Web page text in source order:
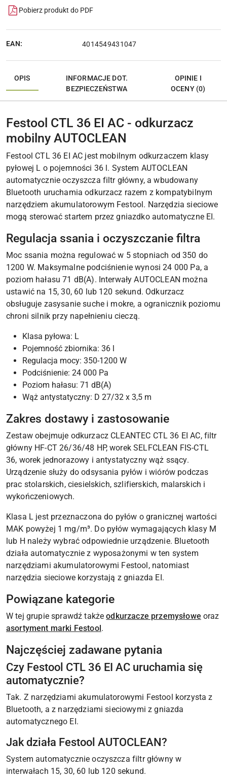
Pobierz produkt do PDF
EAN: 4014549431047
OPIS
INFORMACJE DOT.
BEZPIECZEŃSTWA
OPINIE I
OCENY (0)
Festool CTL 36 EI AC - odkurzacz
mobilny AUTOCLEAN
Festool CTL 36 EI AC jest mobilnym odkurzaczem klasy
pyłowej L o pojemności 36 l. System AUTOCLEAN
automatycznie oczyszcza filtr główny, a wbudowany
Bluetooth uruchamia odkurzacz razem z kompatybilnym
narzędziem akumulatorowym Festool. Narzędzia sieciowe
mogą sterować startem przez gniazdko automatyczne EI.
Regulacja ssania i oczyszczanie filtra
Moc ssania można regulować w 5 stopniach od 350 do
1200 W. Maksymalne podciśnienie wynosi 24 000 Pa, a
poziom hałasu 71 dB(A). Interwały AUTOCLEAN można
ustawić na 15, 30, 60 lub 120 sekund. Odkurzacz
obsługuje zasysanie suche i mokre, a ogranicznik poziomu
chroni silnik przy napełnieniu cieczą.
Klasa pyłowa: L
Pojemność zbiornika: 36 l
Regulacja mocy: 350-1200 W
Podciśnienie: 24 000 Pa
Poziom hałasu: 71 dB(A)
Wąż antystatyczny: D 27/32 x 3,5 m
Zakres dostawy i zastosowanie
Zestaw obejmuje odkurzacz CLEANTEC CTL 36 EI AC, filtr
główny HF-CT 26/36/48 HP, worek SELFCLEAN FIS-CTL
36, worek jednorazowy i antystatyczny wąż ssący.
Urządzenie służy do odsysania pyłów i wiórów podczas
prac stolarskich, ciesielskich, szlifierskich, malarskich i
wykończeniowych.
Klasa L jest przeznaczona do pyłów o granicznej wartości
MAK powyżej 1 mg/m³. Do pyłów wymagających klasy M
lub H należy wybrać odpowiednie urządzenie. Bluetooth
działa automatycznie z wyposażonymi w ten system
narzędziami akumulatorowymi Festool, natomiast
narzędzia sieciowe korzystają z gniazda EI.
Powiązane kategorie
W tej grupie sprawdź takżeodkurzacze przemysłowe oraz
asortyment marki Festool.
Najczęściej zadawane pytania
Czy Festool CTL 36 EI AC uruchamia się
automatycznie?
Tak. Z narzędziami akumulatorowymi Festool korzysta z
Bluetooth, a z narzędziami sieciowymi z gniazda
automatycznego EI.
Jak działa Festool AUTOCLEAN?
System automatycznie oczyszcza filtr główny w
interwałach 15, 30, 60 lub 120 sekund.